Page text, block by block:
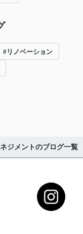
#リノベーション
ジメントのブログ一覧